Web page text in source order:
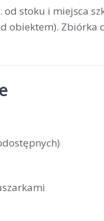
stoku i miejsca
obiektem).